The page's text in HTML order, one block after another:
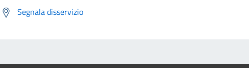
Segnala disservizio